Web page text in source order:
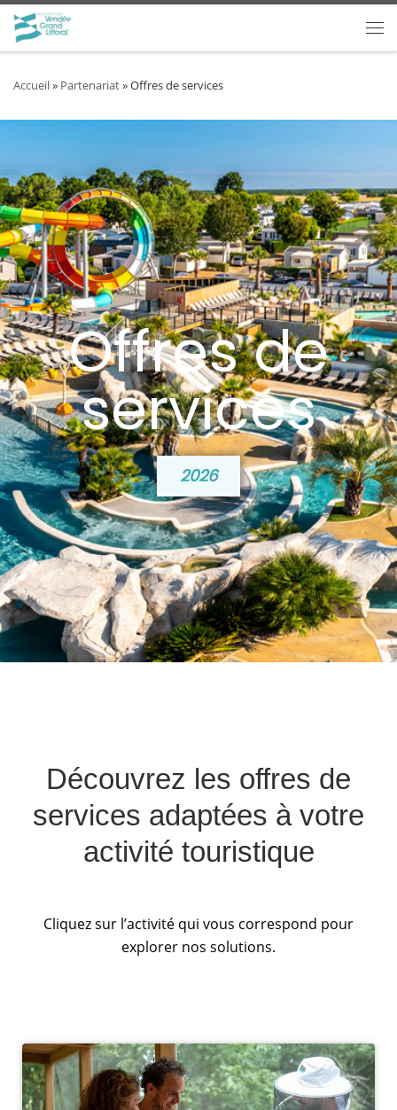
Passer au contenu
Accueil» Partenariat»Offres de services
Offres de
services
2026
Découvrez les offres de
services adaptées à votre
activité touristique
Cliquez sur l’activité qui vous correspond pour
explorer nos solutions.